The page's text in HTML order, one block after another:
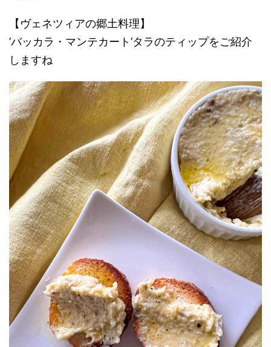
【ヴェネツィアの郷土料理】
’バッカラ・マンテカート’タラのティップをご紹介
しますね